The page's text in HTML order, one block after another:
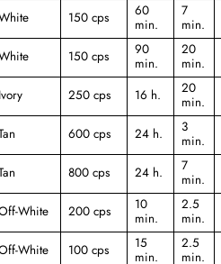
150 cps
60
min.
7
min.
150 cps
90
min.
20
min.
Ivory 250 cps 16 h.
20
min.
600 cps 24 h.
3
min.
800 cps 24 h.
7
min.
White 200 cps
10
min.
2.5
min.
White 100 cps
15
min.
2.5
min.